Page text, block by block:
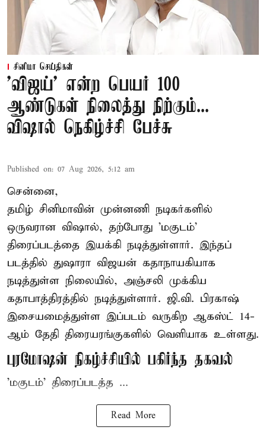
சினிமா செய்திகள்
'விஜய்' என்ற பெயர் 100
ஆண்டுகள் நிலைத்து நிற்கும்...
விஷால் நெகிழ்ச்சி பேச்சு
Published on: 07 Aug 2026, 5:12 am
சென்னை,
தமிழ் சினிமாவின் முன்னணி நடிகர்களில்
ஒருவரான விஷால், தற்போது 'மகுடம்'
திரைப்படத்தை இயக்கி நடித்துள்ளார். இந்தப்
படத்தில் துஷாரா விஜயன் கதாநாயகியாக
நடித்துள்ள நிலையில், அஞ்சலி முக்கிய
கதாபாத்திரத்தில் நடித்துள்ளார். ஜி.வி. பிரகாஷ்
இசையமைத்துள்ள இப்படம் வருகிற ஆகஸ்ட் 14-
ஆம் தேதி திரையரங்குகளில் வெளியாக உள்ளது.
புரமோஷன் நிகழ்ச்சியில் பகிர்ந்த தகவல்
'மகுடம்' திரைப்படத்த ...
Read More